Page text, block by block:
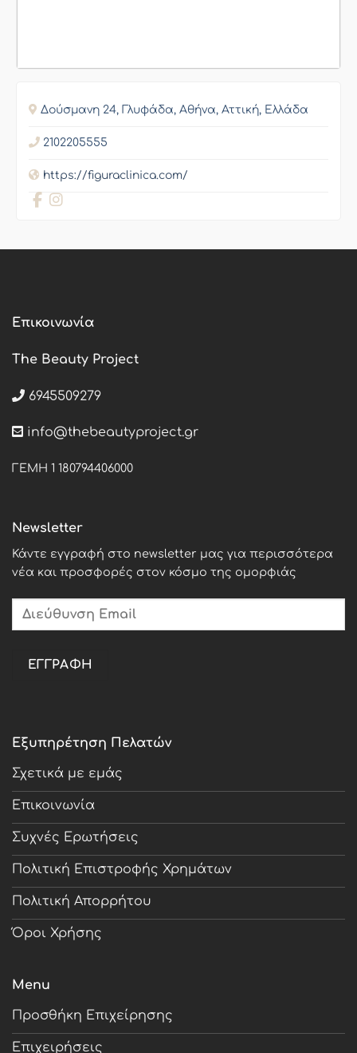
Δούσμανη 24, Γλυφάδα, Αθήνα, Αττική, Ελλάδα
2102205555
https://figuraclinica.com/
Επικοινωνία
The Beauty Project
6945509279
info@thebeautyproject.gr
ΓΕΜΗ 1 180794406000
Εξυπηρέτηση Πελατών
Σχετικά με εμάς
Επικοινωνία
Συχνές Ερωτήσεις
Πολιτική Επιστροφής Χρημάτων
Πολιτική Απορρήτου
Όροι Χρήσης
Menu
Προσθήκη Επιχείρησης
Επιχειρήσεις
Newsletter
Κάντε εγγραφή στο newsletter μας για περισσότερα
νέα και προσφορές στον κόσμο της ομορφιάς